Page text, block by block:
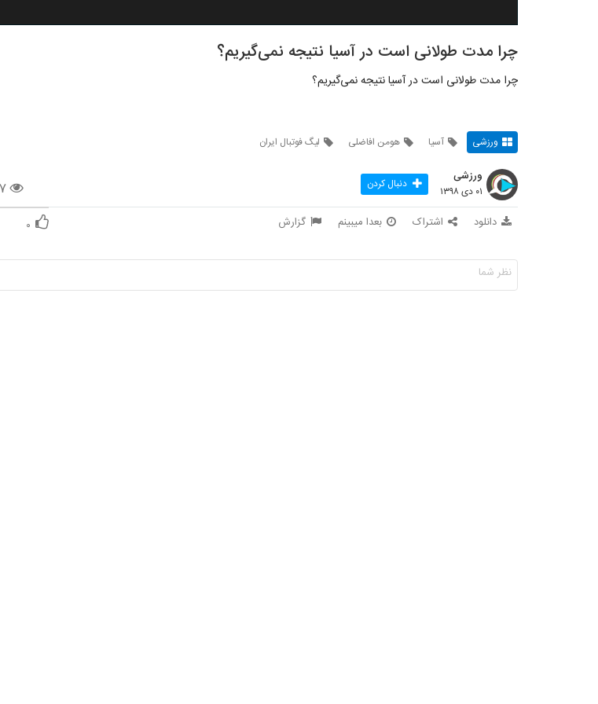
چرا مدت طولانی است در آسیا نتیجه نمی‌گیریم؟
چرا مدت طولانی است در آسیا نتیجه نمی‌گیریم؟
ورزشی آسیا هومن افاضلی لیگ فوتبال ایران
۲۹۷
ورزشی
۰۱ دی ۱۳۹۸ دنبال کردن
دانلود اشتراک بعدا میبینم گزارش ۰